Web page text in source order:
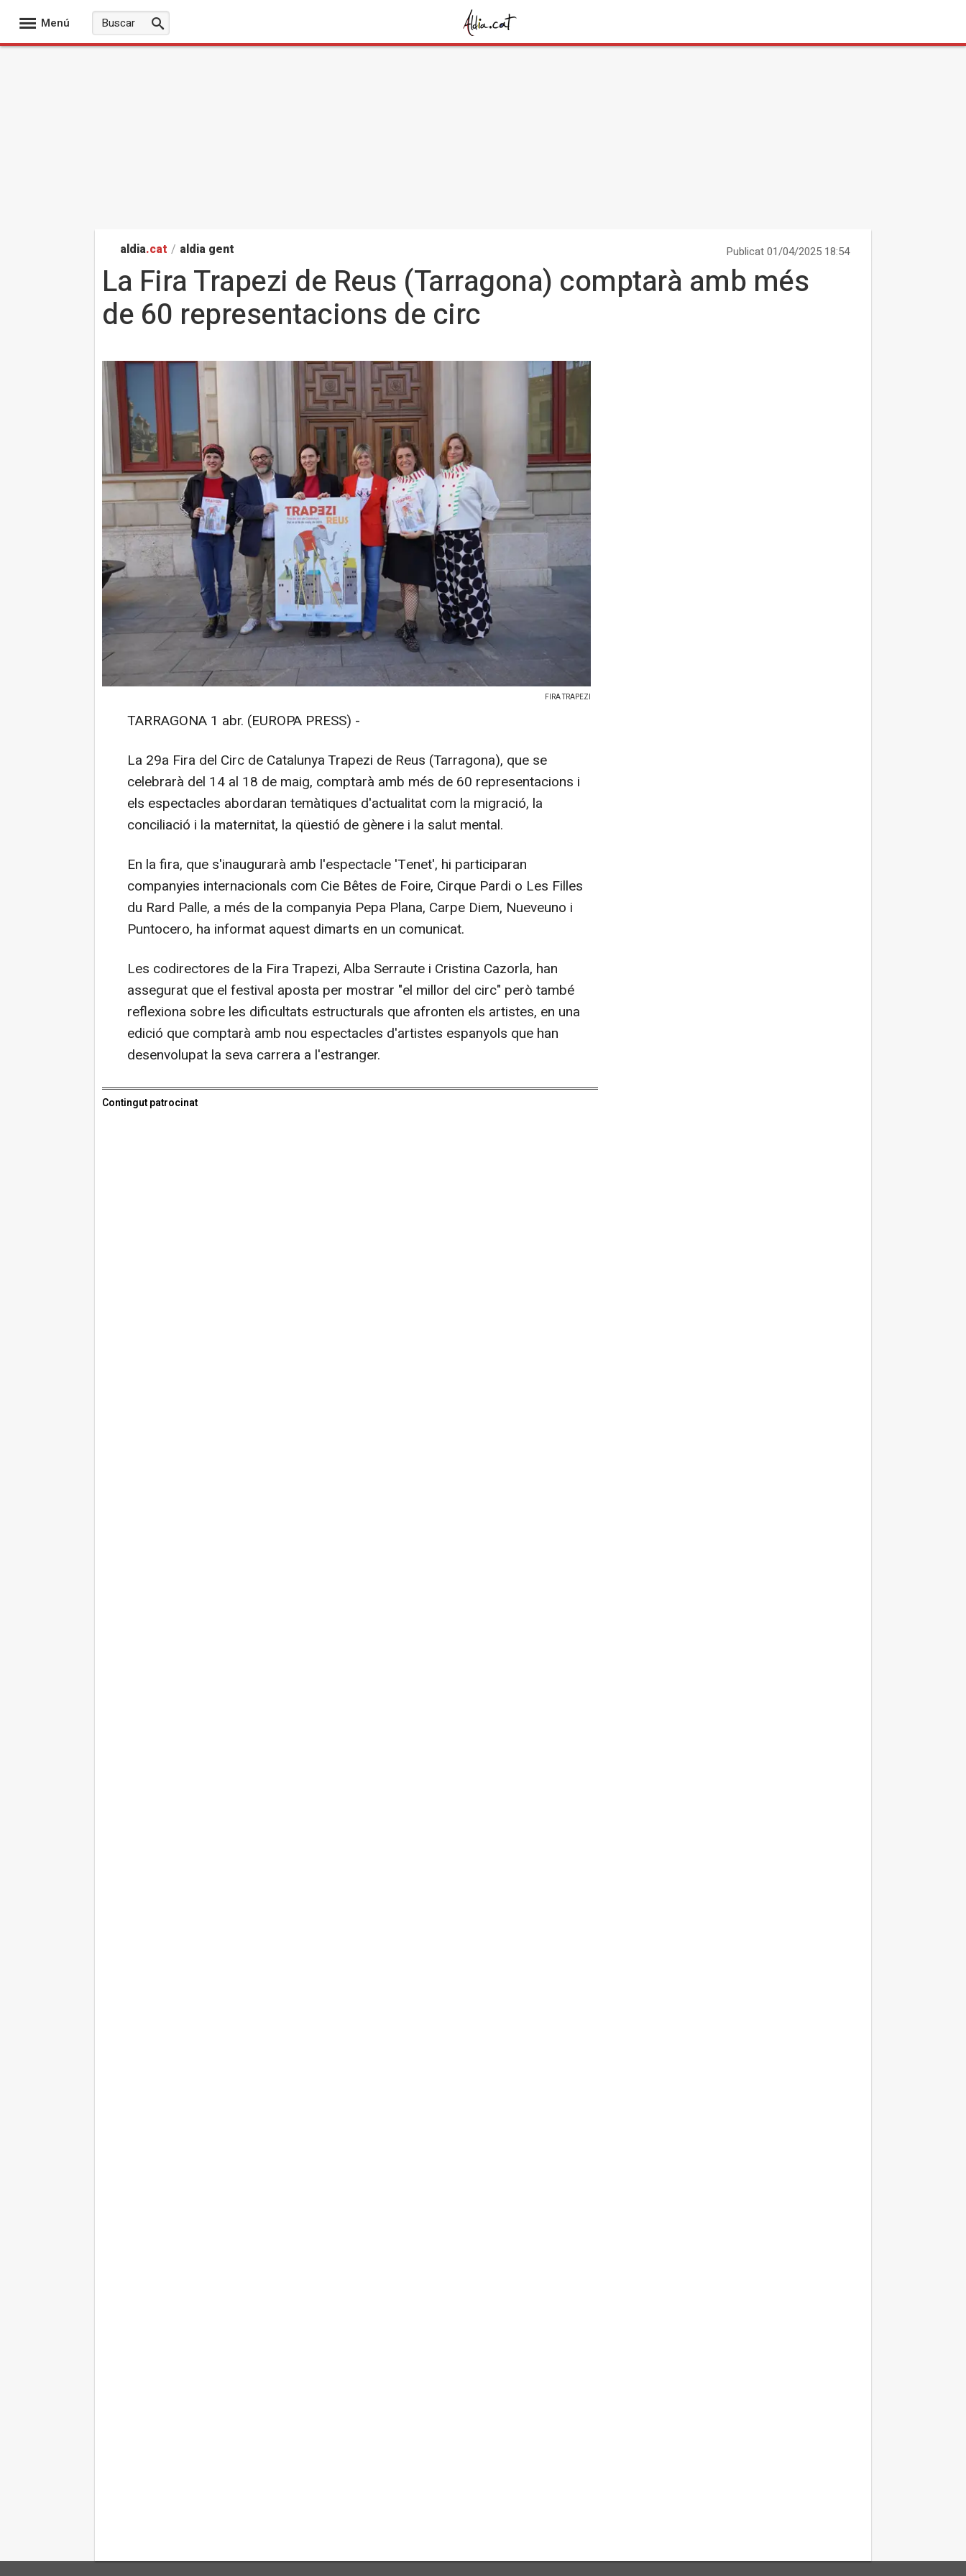
Menú
aldia.cat / aldia gent Publicat 01/04/2025 18:54
La Fira Trapezi de Reus (Tarragona) comptarà amb més
de 60 representacions de circ
FIRA TRAPEZI
TARRAGONA 1 abr. (EUROPA PRESS) -
La 29a Fira del Circ de Catalunya Trapezi de Reus (Tarragona), que se
celebrarà del 14 al 18 de maig, comptarà amb més de 60 representacions i
els espectacles abordaran temàtiques d'actualitat com la migració, la
conciliació i la maternitat, la qüestió de gènere i la salut mental.
En la fira, que s'inaugurarà amb l'espectacle 'Tenet', hi participaran
companyies internacionals com Cie Bêtes de Foire, Cirque Pardi o Les Filles
du Rard Palle, a més de la companyia Pepa Plana, Carpe Diem, Nueveuno i
Puntocero, ha informat aquest dimarts en un comunicat.
Les codirectores de la Fira Trapezi, Alba Serraute i Cristina Cazorla, han
assegurat que el festival aposta per mostrar "el millor del circ" però també
reflexiona sobre les dificultats estructurals que afronten els artistes, en una
edició que comptarà amb nou espectacles d'artistes espanyols que han
desenvolupat la seva carrera a l'estranger.
Contingut patrocinat